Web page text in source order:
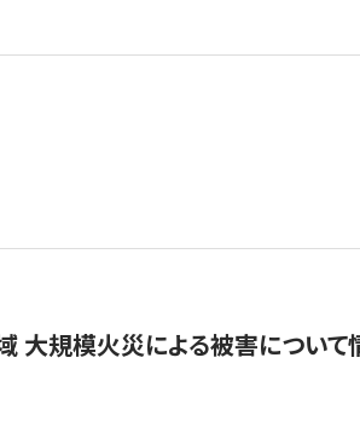
大規模火災による被害につい